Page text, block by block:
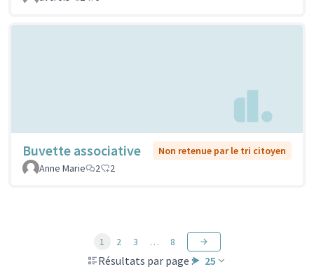
Buvette associative
Non retenue par le tri citoyen
Anne Marie
2 2
Résultats par page : 25
1 2 3 … 8